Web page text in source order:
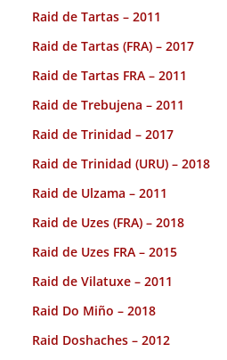
Raid de Tartas – 2011
Raid de Tartas (FRA) – 2017
Raid de Tartas FRA – 2011
Raid de Trebujena – 2011
Raid de Trinidad – 2017
Raid de Trinidad (URU) – 2018
Raid de Ulzama – 2011
Raid de Uzes (FRA) – 2018
Raid de Uzes FRA – 2015
Raid de Vilatuxe – 2011
Raid Do Miño – 2018
Raid Doshaches – 2012